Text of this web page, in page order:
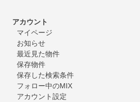
アカウント
マイページ
お知らせ
最近見た物件
保存物件
保存した検索条件
フォロー中のMIX
アカウント設定